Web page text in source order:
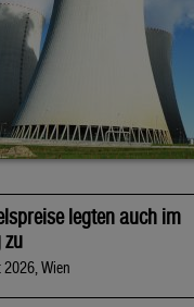
legten auch im
Wien